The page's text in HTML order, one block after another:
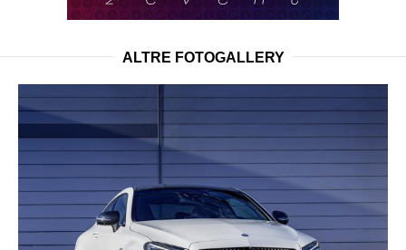
ALTRE FOTOGALLERY